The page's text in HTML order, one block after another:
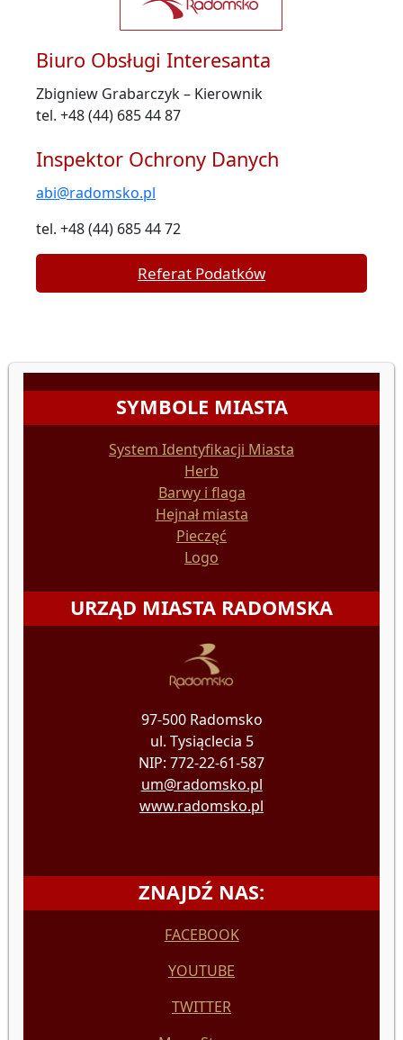
Biuro Obsługi Interesanta
Zbigniew Grabarczyk – Kierownik
tel. +48 (44) 685 44 87
Inspektor Ochrony Danych
abi@radomsko.pl
tel. +48 (44) 685 44 72
Referat Podatków
SYMBOLE MIASTA
System Identyfikacji Miasta
Herb
Barwy i flaga
Hejnał miasta
Pieczęć
Logo
URZĄD MIASTA RADOMSKA
97-500 Radomsko
ul. Tysiąclecia 5
NIP: 772-22-61-587
um@radomsko.pl
www.radomsko.pl
ZNAJDŹ NAS:
FACEBOOK
YOUTUBE
TWITTER